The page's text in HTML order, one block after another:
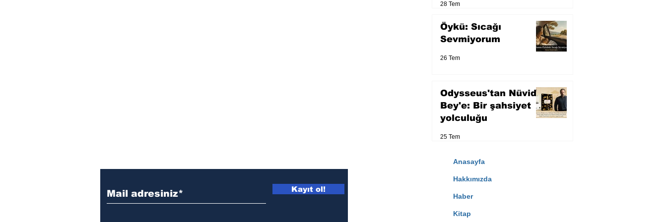
28 Tem
Öykü: Sıcağı
Sevmiyorum
26 Tem
Odysseus'tan Nüvid
Bey'e: Bir şahsiyet
yolculuğu
25 Tem
Kayıt ol!
Anasayfa
Hakkımızda
Haber
Kitap